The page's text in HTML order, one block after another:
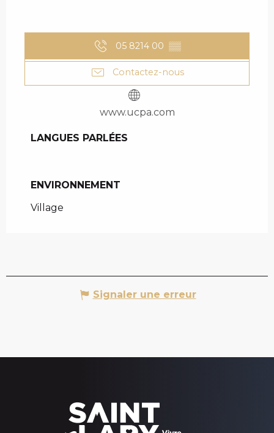
05 8214 00 ▒▒
Contactez-nous
www.ucpa.com
LANGUES PARLÉES
LANGUES PARLÉES
ENVIRONNEMENT
ENVIRONNEMENT
Village
Signaler une erreur